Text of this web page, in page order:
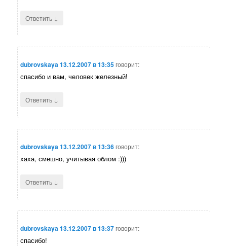
Ответить ↓
dubrovskaya13.12.2007 в 13:35говорит:
спасибо и вам, человек железный!
Ответить ↓
dubrovskaya13.12.2007 в 13:36говорит:
хаха, смешно, учитывая облом :)))
Ответить ↓
dubrovskaya13.12.2007 в 13:37говорит:
спасибо!